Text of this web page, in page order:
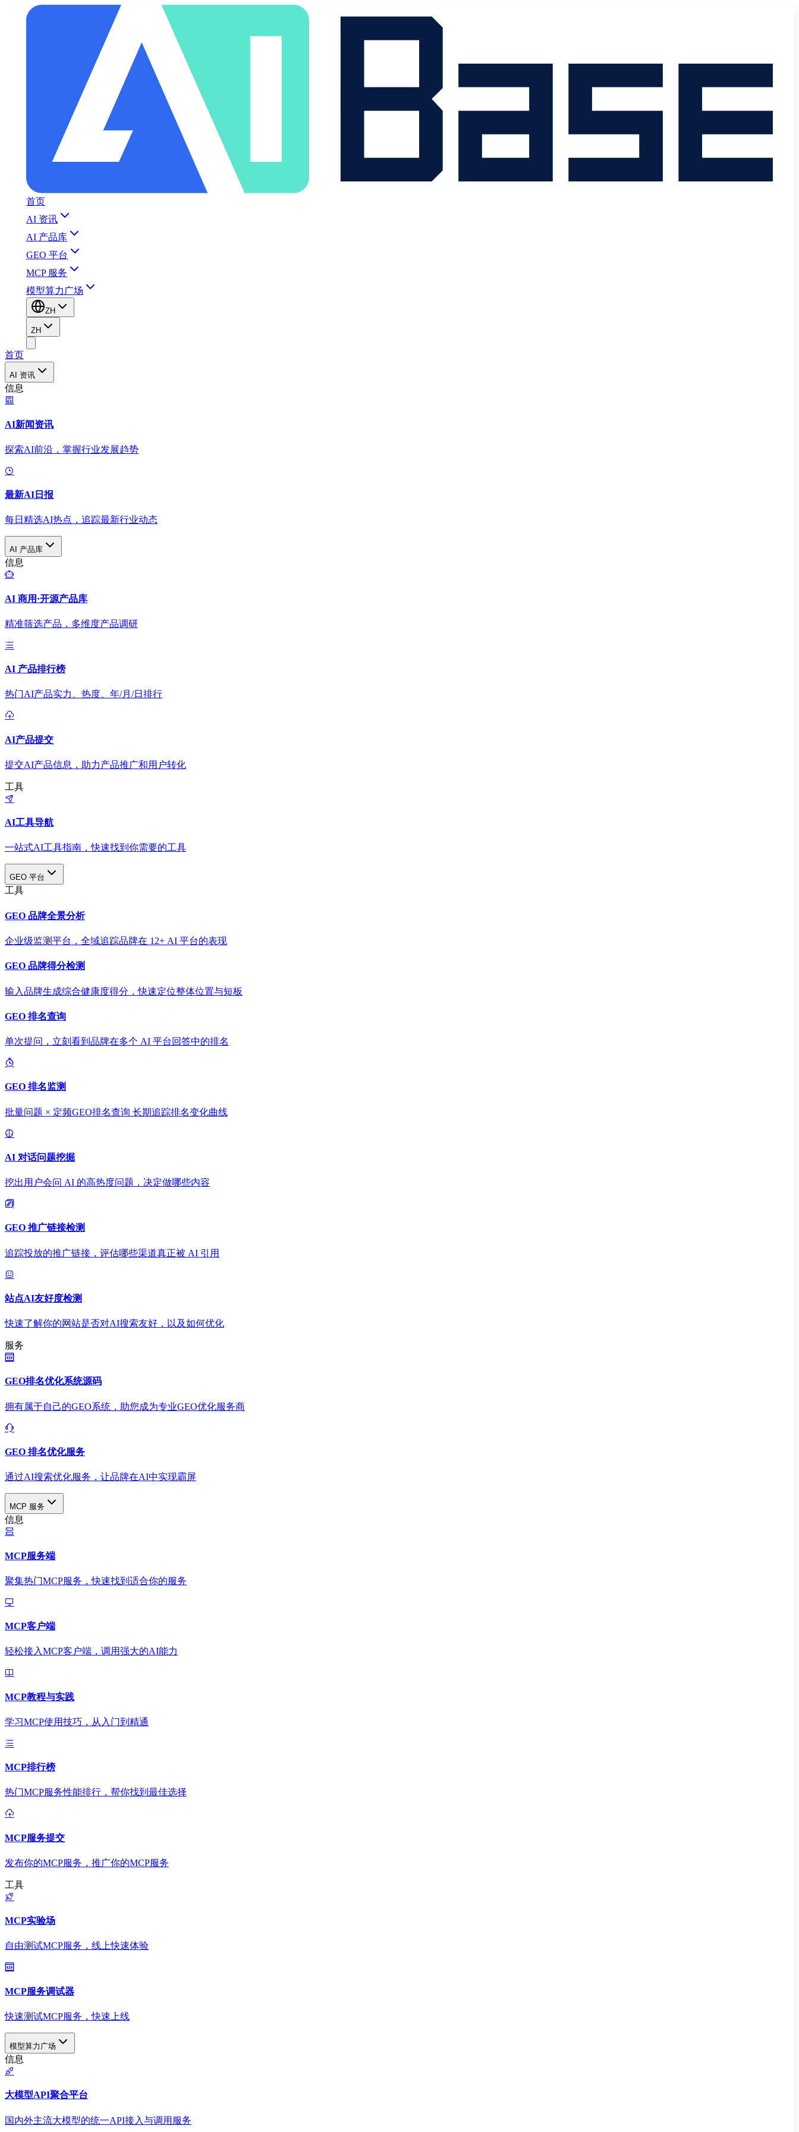
首页
AI 资讯
AI 产品库
GEO 平台
MCP 服务
模型算力广场
ZH
ZH
首页
AI 资讯
信息
AI新闻资讯
探索AI前沿，掌握行业发展趋势
最新AI日报
每日精选AI热点，追踪最新行业动态
AI 产品库
信息
AI 商用·开源产品库
精准筛选产品，多维度产品调研
AI 产品排行榜
热门AI产品实力、热度、年/月/日排行
AI产品提交
提交AI产品信息，助力产品推广和用户转化
工具
AI工具导航
一站式AI工具指南，快速找到你需要的工具
GEO 平台
工具
GEO 品牌全景分析
企业级监测平台，全域追踪品牌在 12+ AI 平台的表现
GEO 品牌得分检测
输入品牌生成综合健康度得分，快速定位整体位置与短板
GEO 排名查询
单次提问，立刻看到品牌在多个 AI 平台回答中的排名
GEO 排名监测
批量问题 × 定频GEO排名查询 长期追踪排名变化曲线
AI 对话问题挖掘
挖出用户会问 AI 的高热度问题，决定做哪些内容
GEO 推广链接检测
追踪投放的推广链接，评估哪些渠道真正被 AI 引用
站点AI友好度检测
快速了解你的网站是否对AI搜索友好，以及如何优化
服务
GEO排名优化系统源码
拥有属于自己的GEO系统，助您成为专业GEO优化服务商
GEO 排名优化服务
通过AI搜索优化服务，让品牌在AI中实现霸屏
MCP 服务
信息
MCP服务端
聚集热门MCP服务，快速找到适合你的服务
MCP客户端
轻松接入MCP客户端，调用强大的AI能力
MCP教程与实践
学习MCP使用技巧，从入门到精通
MCP排行榜
热门MCP服务性能排行，帮你找到最佳选择
MCP服务提交
发布你的MCP服务，推广你的MCP服务
工具
MCP实验场
自由测试MCP服务，线上快速体验
MCP服务调试器
快速测试MCP服务，快速上线
模型算力广场
信息
大模型API聚合平台
国内外主流大模型的统一API接入与调用服务